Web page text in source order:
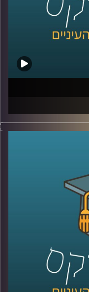
בלי התערבות של אף
חוקי? בפרק של
ומה תפקידו של
בבית ספר רדזינר
את מחקרו לנושא
הקרב, תוך בחינת
בהפעלתם. אביב
צבאי וטכנולוגי: הוא
בוגר מצטיין במשפטים ובמנהל עסקים, שירת כ-25 שנה בחיל
וניהול המרחב